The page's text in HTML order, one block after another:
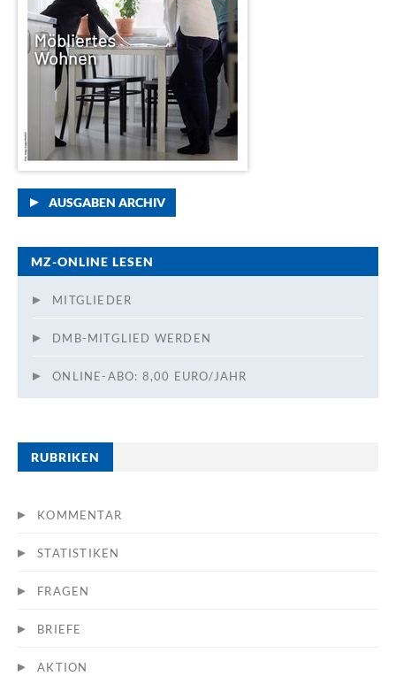
AUSGABEN ARCHIV
MZ-ONLINE LESEN
MITGLIEDER
DMB-MITGLIED WERDEN
ONLINE-ABO: 8,00 EURO/JAHR
RUBRIKEN
KOMMENTAR
STATISTIKEN
FRAGEN
BRIEFE
AKTION